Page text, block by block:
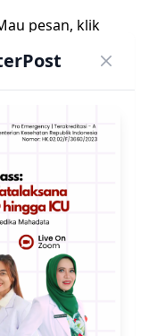
pesan, klik
Ruptur
Evaluasi
untuk Dokter
Fraktur
pada